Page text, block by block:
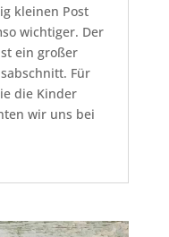
kleinen Post
wichtiger. Der
ein großer
Für
die Kinder
wir uns bei